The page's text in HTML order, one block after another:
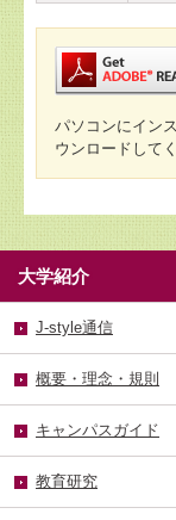
パソコンにイン
ウンロードして
大学紹介
J-style通信
概要・理念・規則
キャンパスガイド
教育研究